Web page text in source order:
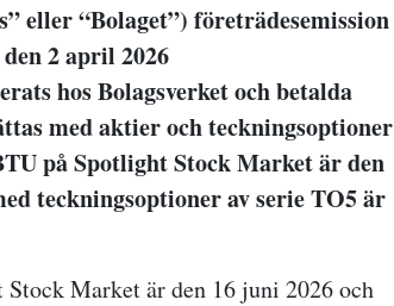
eller “Bolaget”) företrädesemission
2 april 2026
hos Bolagsverket och betalda
med aktier och teckningsoptioner
på Spotlight Stock Market är den
teckningsoptioner av serie TO5 är
Market är den 16 juni 2026 och